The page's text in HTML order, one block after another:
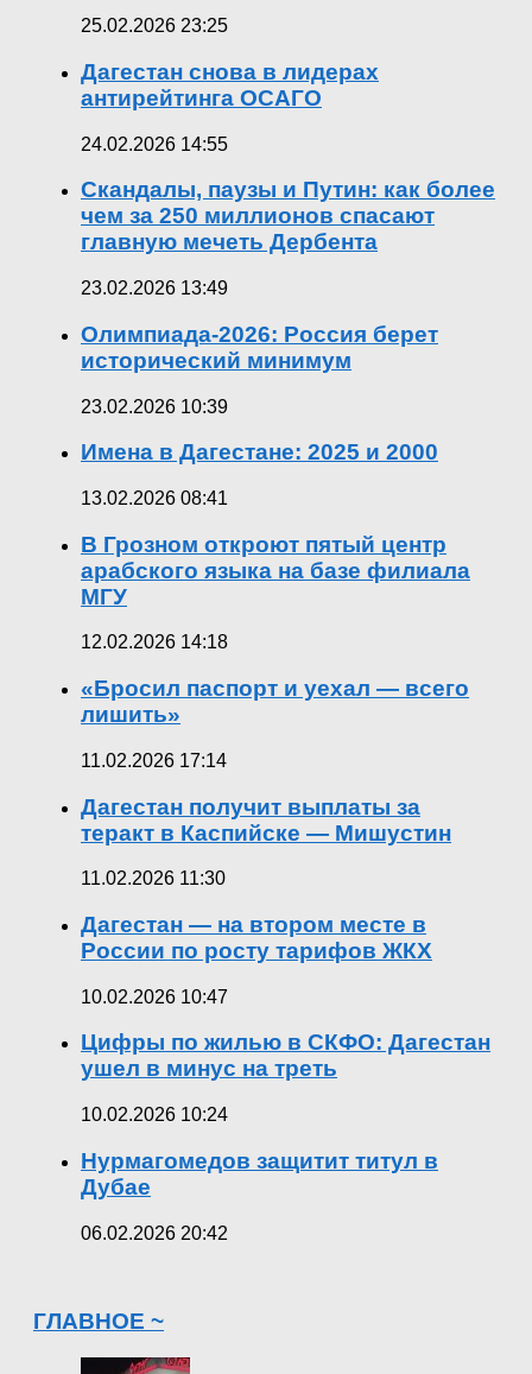
25.02.2026 23:25
Дагестан снова в лидерах
антирейтинга ОСАГО
24.02.2026 14:55
Скандалы, паузы и Путин: как более
чем за 250 миллионов спасают
главную мечеть Дербента
23.02.2026 13:49
Олимпиада-2026: Россия берет
исторический минимум
23.02.2026 10:39
Имена в Дагестане: 2025 и 2000
13.02.2026 08:41
В Грозном откроют пятый центр
арабского языка на базе филиала
МГУ
12.02.2026 14:18
«Бросил паспорт и уехал — всего
лишить»
11.02.2026 17:14
Дагестан получит выплаты за
теракт в Каспийске — Мишустин
11.02.2026 11:30
Дагестан — на втором месте в
России по росту тарифов ЖКХ
10.02.2026 10:47
Цифры по жилью в СКФО: Дагестан
ушел в минус на треть
10.02.2026 10:24
Нурмагомедов защитит титул в
Дубае
06.02.2026 20:42
ГЛАВНОЕ ~